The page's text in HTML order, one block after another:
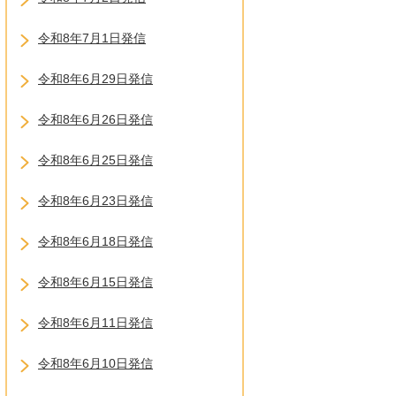
令和8年7月1日発信
令和8年6月29日発信
令和8年6月26日発信
令和8年6月25日発信
令和8年6月23日発信
令和8年6月18日発信
令和8年6月15日発信
令和8年6月11日発信
令和8年6月10日発信